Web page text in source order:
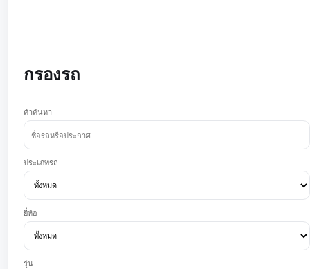
กรองรถ
คำค้นหา
ประเภทรถ
ยี่ห้อ
รุ่น